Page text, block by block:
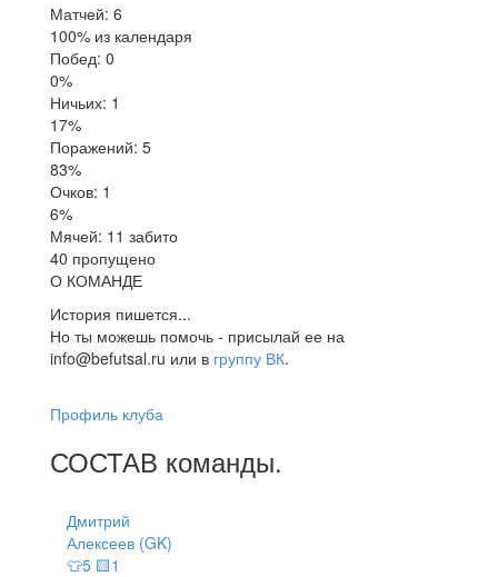
Матчей: 6
100% из календаря
Побед: 0
0%
Ничьих: 1
17%
Поражений: 5
83%
Очков: 1
6%
Мячей: 11 забито
40 пропущено
О КОМАНДЕ
История пишется...
Но ты можешь помочь - присылай ее на
info@befutsal.ru или в группу ВК.
Профиль клуба
СОСТАВ команды.
Дмитрий
Алексеев (GK)
👕5 🟨1